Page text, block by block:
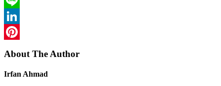
XX
quantity
Line
LinkedIn
About The Author
Irfan Ahmad